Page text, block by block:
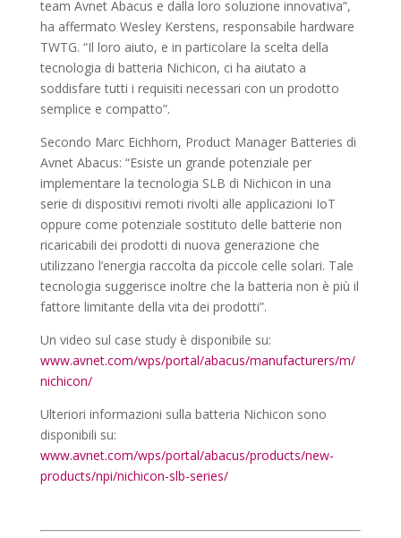
team Avnet Abacus e dalla loro soluzione innovativa”,
ha affermato Wesley Kerstens, responsabile hardware
TWTG. “Il loro aiuto, e in particolare la scelta della
tecnologia di batteria Nichicon, ci ha aiutato a
soddisfare tutti i requisiti necessari con un prodotto
semplice e compatto”.
Secondo Marc Eichhorn, Product Manager Batteries di
Avnet Abacus: “Esiste un grande potenziale per
implementare la tecnologia SLB di Nichicon in una
serie di dispositivi remoti rivolti alle applicazioni IoT
oppure come potenziale sostituto delle batterie non
ricaricabili dei prodotti di nuova generazione che
utilizzano l’energia raccolta da piccole celle solari. Tale
tecnologia suggerisce inoltre che la batteria non è più il
fattore limitante della vita dei prodotti”.
Un video sul case study è disponibile su:
www.avnet.com/wps/portal/abacus/manufacturers/m/
nichicon/
Ulteriori informazioni sulla batteria Nichicon sono
disponibili su:
www.avnet.com/wps/portal/abacus/products/new-
products/npi/nichicon-slb-series/